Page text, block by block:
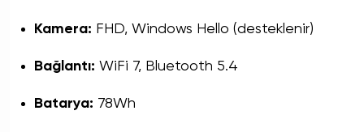
Kamera: FHD, Windows Hello (desteklenir)
Bağlantı: WiFi 7, Bluetooth 5.4
Batarya: 78Wh